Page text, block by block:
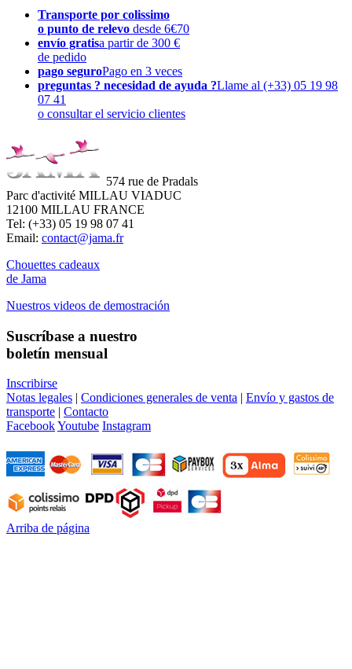
Transporte por colissimo
o punto de relevo desde 6€70
envío gratisa partir de 300 €
de pedido
pago seguroPago en 3 veces
preguntas ? necesidad de ayuda ?Llame al (+33) 05 19 98
07 41
o consultar el servicio clientes
574 rue de Pradals
Parc d'activité MILLAU VIADUC
12100 MILLAU FRANCE
Tel: (+33) 05 19 98 07 41
Email: contact@jama.fr
Chouettes cadeaux
de Jama
Nuestros videos de demostración
Suscríbase a nuestro
boletín mensual
Inscribirse
Notas legales | Condiciones generales de venta | Envío y gastos de
transporte | Contacto
FacebookYoutube Instagram
Arriba de página